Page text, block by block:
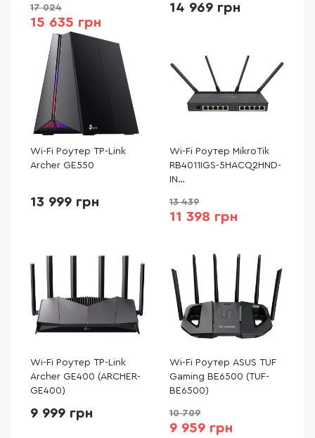
17 024
15 635 грн
14 969 грн
Wi-Fi Роутер TP-Link
Archer GE550
13 999 грн
Wi-Fi Роутер MikroTik
RB4011IGS-5HACQ2HND-
IN
IN)
13 439
11 398 грн
Wi-Fi Роутер TP-Link
Archer GE400 (ARCHER-
GE400)
9 999 грн
Wi-Fi Роутер ASUS TUF
Gaming BE6500 (TUF-
BE6500)
10 709
9 959 грн